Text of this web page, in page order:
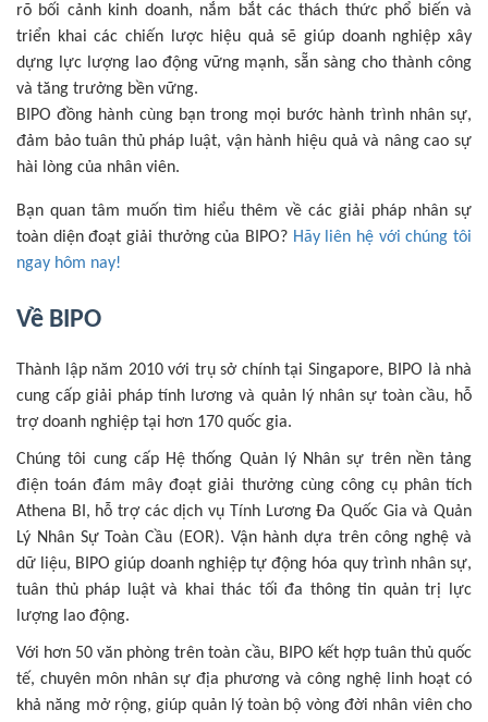
rõ bối cảnh kinh doanh, nắm bắt các thách thức phổ biến và
triển khai các chiến lược hiệu quả sẽ giúp doanh nghiệp xây
dựng lực lượng lao động vững mạnh, sẵn sàng cho thành công
và tăng trưởng bền vững.
BIPO đồng hành cùng bạn trong mọi bước hành trình nhân sự,
đảm bảo tuân thủ pháp luật, vận hành hiệu quả và nâng cao sự
hài lòng của nhân viên.
Bạn quan tâm muốn tìm hiểu thêm về các giải pháp nhân sự
toàn diện đoạt giải thưởng của BIPO? Hãy liên hệ với chúng tôi
ngay hôm nay!
Về BIPO
Thành lập năm 2010 với trụ sở chính tại Singapore, BIPO là nhà
cung cấpgiải pháp tính lương và quản l‎ý nhân sự toàn cầu, hỗ
trợ doanh nghiệp tại hơn 170 quốc gia.
Chúng tôi cung cấp Hệ thống Quản lý Nhân sự trên nền tảng
điện toán đám mây đoạt giải thưởng cùng công cụ phân tích
Athena BI, hỗ trợ các dịch vụ Tính Lương Đa Quốc Gia và Quản
Lý Nhân Sự Toàn Cầu (EOR). Vận hành dựa trên công nghệ và
dữ liệu, BIPO giúp doanh nghiệp tự động hóa quy trình nhân sự,
tuân thủ pháp luật và khai thác tối đa thông tin quản trị lực
lượng lao động.
Với hơn 50 văn phòng trên toàn cầu, BIPO kết hợp tuân thủ quốc
tế, chuyên môn nhân sự địa phương và công nghệ linh hoạt có
khả năng mở rộng, giúp quản lý toàn bộ vòng đời nhân viên cho